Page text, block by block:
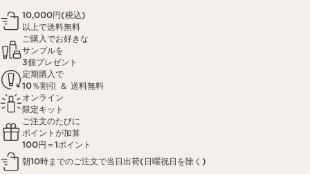
10,000円(税込)
以上で送料無料
ご購入でお好きな
サンプルを
3個プレゼント
定期購入で
10％割引 ＆ 送料無料
オンライン
限定キット
ご注文のたびに
ポイントが加算
100円＝1ポイント
朝10時までのご注文で当日出荷(日曜祝日を除く)